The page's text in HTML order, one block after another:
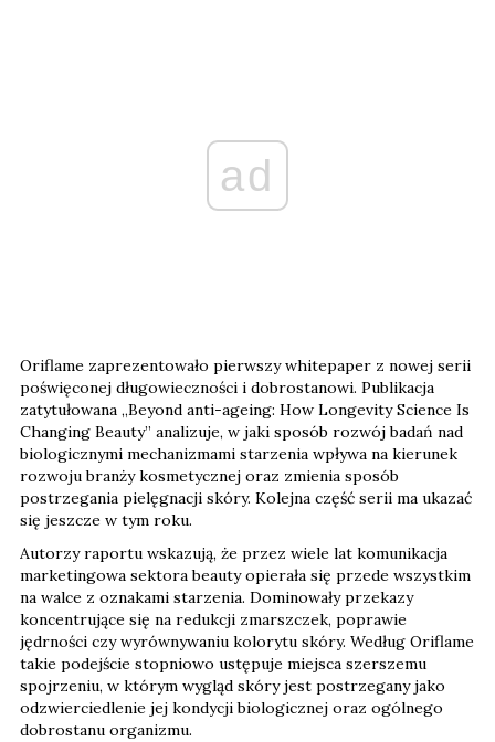
ad
Oriflame zaprezentowało pierwszy whitepaper z nowej serii
poświęconej długowieczności i dobrostanowi. Publikacja
zatytułowana „Beyond anti-ageing: How Longevity Science Is
Changing Beauty” analizuje, w jaki sposób rozwój badań nad
biologicznymi mechanizmami starzenia wpływa na kierunek
rozwoju branży kosmetycznej oraz zmienia sposób
postrzegania pielęgnacji skóry. Kolejna część serii ma ukazać
się jeszcze w tym roku.
Autorzy raportu wskazują, że przez wiele lat komunikacja
marketingowa sektora beauty opierała się przede wszystkim
na walce z oznakami starzenia. Dominowały przekazy
koncentrujące się na redukcji zmarszczek, poprawie
jędrności czy wyrównywaniu kolorytu skóry. Według Oriflame
takie podejście stopniowo ustępuje miejsca szerszemu
spojrzeniu, w którym wygląd skóry jest postrzegany jako
odzwierciedlenie jej kondycji biologicznej oraz ogólnego
dobrostanu organizmu.